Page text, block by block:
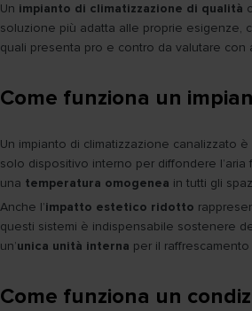
Un impianto di climatizzazione di qualità
soluzione più adatta alle proprie esigenze,
quali presenta pro e contro da valutare
Come funziona un
Un impianto di climatizzazione canalizzato
solo dispositivo interno per diffondere
una temperatura omogenea in tutti gli
Anche l’impatto estetico ridotto
questi sistemi è indispensabile sostenere
un’unica unità interna per il
Come funziona un